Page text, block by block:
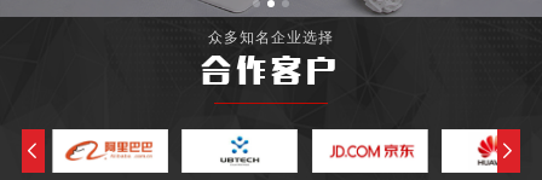
众多知名企业选择
合作客户